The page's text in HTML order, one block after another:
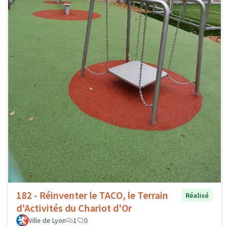
182 - Réinventer le TACO, le Terrain
d'Activités du Chariot d'Or
Réalisé
Ville de Lyon 1 0